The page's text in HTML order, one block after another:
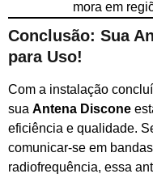
mora em
Conclusão: Sua
para Uso!
Com a instalação
sua Antena Discone
eficiência e qualidade.
comunicar-se em
radiofrequência, essa